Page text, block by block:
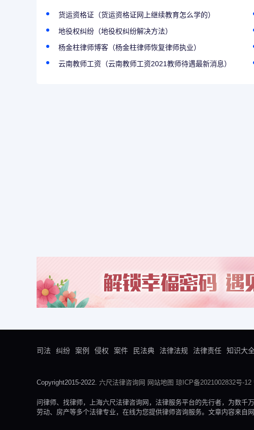
货运资格证（货运资格证网上继续教育怎么学的）
地役权纠纷（地役权纠纷解决方法）
杨金柱律师博客（杨金柱律师恢复律师执业）
云南教师工资（云南教师工资2021教师待遇最新消息）
司法 纠纷 案例 侵权 案件 民法典 法律法规 法律责任 知识大
Copyright2015-2022. 六尺法律咨询网 网站地图 琼ICP备2021002832号-12
问律师、找律师，上海六尺法律咨询网，法律服务平台的先行者，为数千
劳动、房产等多个法律专业，在线为您提供律师咨询服务。文章内容来自